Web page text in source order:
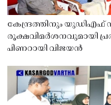
കേന്ദ്രത്തിനും യുഡിഎഫ്
രൂക്ഷവിമർശനവുമായി
പിണറായി വിജയൻ